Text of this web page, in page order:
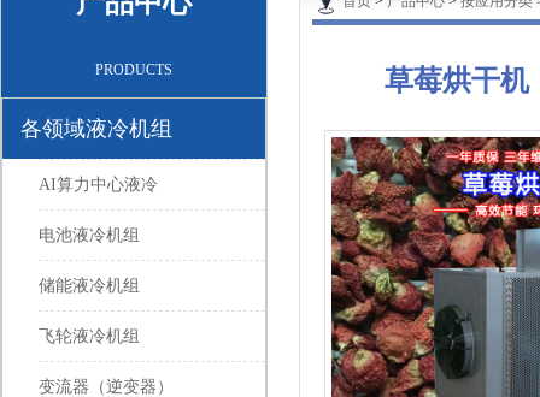
PRODUCTS
各领域液冷机组
AI算力中心液冷
电池液冷机组
储能液冷机组
飞轮液冷机组
变流器（逆变器）
草莓烘干机